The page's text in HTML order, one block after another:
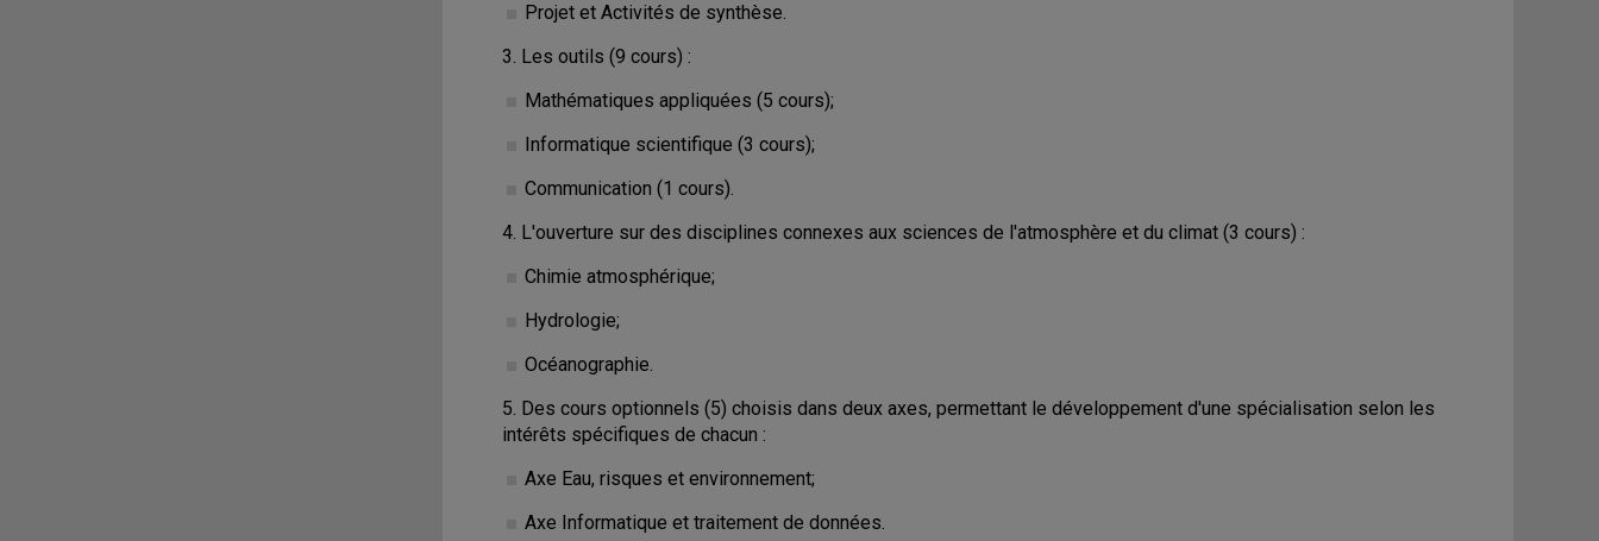
Projet et Activités de synthèse.
3. Les outils (9 cours) :
Mathématiques appliquées (5 cours);
Informatique scientifique (3 cours);
Communication (1 cours).
4. L'ouverture sur des disciplines connexes aux sciences de l'atmosphère et du climat (3 cours) :
Chimie atmosphérique;
Hydrologie;
Océanographie.
5. Des cours optionnels (5) choisis dans deux axes, permettant le développement d'une spécialisation selon les
intérêts spécifiques de chacun :
Axe Eau, risques et environnement;
Axe Informatique et traitement de données.